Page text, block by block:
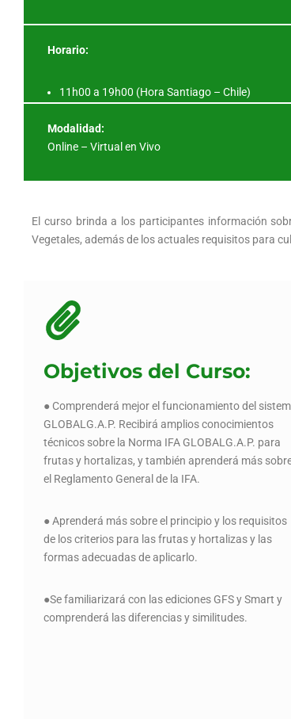
Horario:
11h00 a 19h00 (Hora Santiago – Chile)
Modalidad:
Online – Virtual en Vivo
El curso brinda a los participantes información
Vegetales, además de los actuales requisitos para
Objetivos del Curso:
● Comprenderá mejor el funcionamiento del
GLOBALG.A.P. Recibirá amplios conocimientos
técnicos sobre la Norma IFA GLOBALG.A.P. para
frutas y hortalizas, y también aprenderá más
el Reglamento General de la IFA.
● Aprenderá más sobre el principio y los requisitos
de los criterios para las frutas y hortalizas y las
formas adecuadas de aplicarlo.
●Se familiarizará con las ediciones GFS y Smart y
comprenderá las diferencias y similitudes.